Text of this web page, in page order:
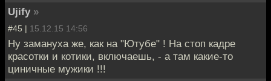
Ujify »
#45 | 15.12.15 14:56
Ну замануха же, как на "Ютубе" ! На стоп кадре
красотки и котики, включаешь, - а там какие-то
циничные мужики !!!